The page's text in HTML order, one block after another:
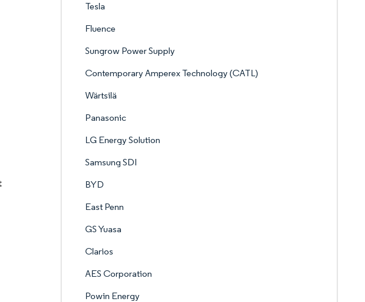
Tesla
Fluence
Sungrow Power Supply
Contemporary Amperex Technology (CATL)
Wärtsilä
Panasonic
LG Energy Solution
Samsung SDI
BYD
East Penn
GS Yuasa
Clarios
AES Corporation
Powin Energy